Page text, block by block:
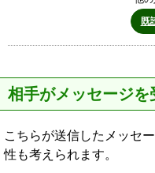
既
相手がメッセージ
こちらが送信したメッセ
性も考えられます。